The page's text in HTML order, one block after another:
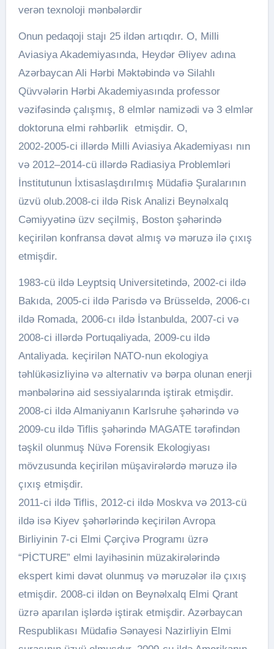
verən texnoloji mənbələrdir
​Onun pedaqoji stajı 25 ildən artıqdır. O, Milli
Aviasiya Akademiyasında, Heydər Əliyev adına
Azərbaycan Ali Hərbi Məktəbində və Silahlı
Qüvvələrin Hərbi Akademiyasında professor
vəzifəsində çalışmış, 8 elmlər namizədi və 3 elmlər
doktoruna elmi rəhbərlik etmişdir. O,
2002-2005-ci illərdə Milli Aviasiya Akademiyası nın
və 2012–2014-cü illərdə Radiasiya Problemləri
İnstitutunun İxtisaslaşdırılmış Müdafiə Şuralarının
üzvü olub.2008-ci ildə Risk Analizi Beynəlxalq
Cəmiyyətinə üzv seçilmiş, Boston şəhərində
keçirilən konfransa dəvət almış və məruzə ilə çıxış
etmişdir.
1983-cü ildə Leyptsiq Universitetində, 2002-ci ildə
Bakıda, 2005-ci ildə Parisdə və Brüsseldə, 2006-cı
ildə Romada, 2006-cı ildə İstanbulda, 2007-ci və
2008-ci illərdə Portuqaliyada, 2009-cu ildə
Antaliyada. keçirilən NATO-nun ekologiya
təhlükəsizliyinə və alternativ və bərpa olunan enerji
mənbələrinə aid sessiyalarında iştirak etmişdir.
2008-ci ildə Almaniyanın Karlsruhe şəhərində və
2009-cu ildə Tiflis şəhərində MAGATE tərəfindən
təşkil olunmuş Nüvə Forensik Ekologiyası
mövzusunda keçirilən müşavirələrdə məruzə ilə
çıxış etmişdir.
2011-ci ildə Tiflis, 2012-ci ildə Moskva və 2013-cü
ildə isə Kiyev şəhərlərində keçirilən Avropa
Birliyinin 7-ci Elmi Çərçivə Programı üzrə
“PİCTURE” elmi layihəsinin müzakirələrində
ekspert kimi dəvət olunmuş və məruzələr ilə çıxış
etmişdir. 2008-ci ildən on Beynəlxalq Elmi Qrant
üzrə aparılan işlərdə iştirak etmişdir. Azərbaycan
Respublikası Müdafiə Sənayesi Nazirliyin Elmi